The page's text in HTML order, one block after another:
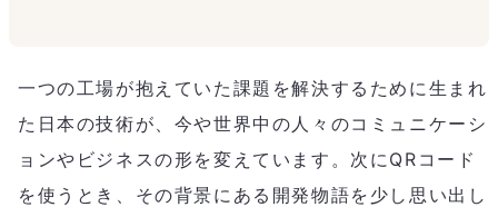
一つの工場が抱えていた課題を解決するために生まれ
た日本の技術が、今や世界中の人々のコミュニケーシ
ョンやビジネスの形を変えています。次にQRコード
を使うとき、その背景にある開発物語を少し思い出し